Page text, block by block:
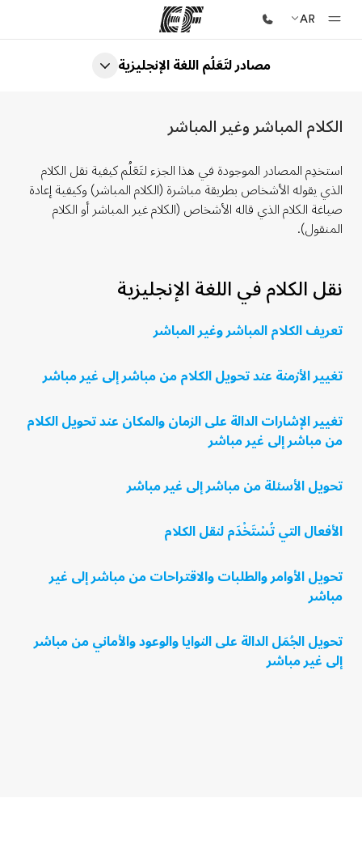
AR
الصفحة الرئيسية
برامج
مكاتب
أعثر على مكتب قريب منك
إنضم إلى الفريق
مصادر لتَعَلُم اللغة الإنجليزية
الكلام المباشر وغير المباشر
استخدِم المصادر الموجودة في هذا الجزء لتَعَلُم كيفية نقل الكلام
الذي يقوله الأشخاص بطريقة مباشرة (الكلام المباشر) وكيفية إعادة
صياغة الكلام الذي قاله الأشخاص (الكلام غير المباشر أو الكلام
المنقول).
نقل الكلام في اللغة الإنجليزية
تعريف الكلام المباشر وغير المباشر
تغيير الأزمنة عند تحويل الكلام من مباشر إلى غير مباشر
تغيير الإشارات الدالة على الزمان والمكان عند تحويل الكلام
من مباشر إلى غير مباشر
تحويل الأسئلة من مباشر إلى غير مباشر
الأفعال التي تُسْتَخْدَم لنقل الكلام
تحويل الأوامر والطلبات والاقتراحات من مباشر إلى غير
مباشر
تحويل الجُمَل الدالة على النوايا والوعود والأماني من مباشر
إلى غير مباشر